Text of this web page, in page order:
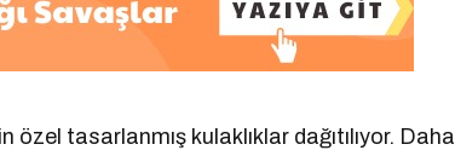
tasarlanmış kulaklıklar dağıtılıyor. Daha